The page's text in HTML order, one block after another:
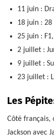
11 juin :
18 juin : 28
25 juin :
2 juillet :
9 juillet :
23 juillet :
Les
Côté français,
Jackson avec